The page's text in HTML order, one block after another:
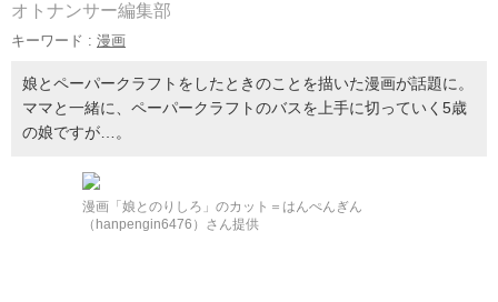
オトナンサー編集部
キーワード : 漫画
娘とペーパークラフトをしたときのことを描いた漫画が話題に。
ママと一緒に、ペーパークラフトのバスを上手に切っていく5歳
の娘ですが…。
漫画「娘とのりしろ」のカット＝はんぺんぎん
（hanpengin6476）さん提供